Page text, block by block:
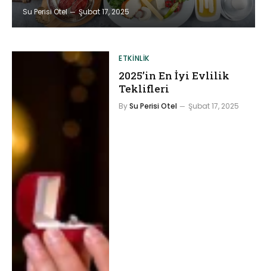
Su Perisi Otel Şubat 17, 2025
ETKINLIK
2025’in En İyi Evlilik
Teklifleri
BySu Perisi Otel Şubat 17, 2025